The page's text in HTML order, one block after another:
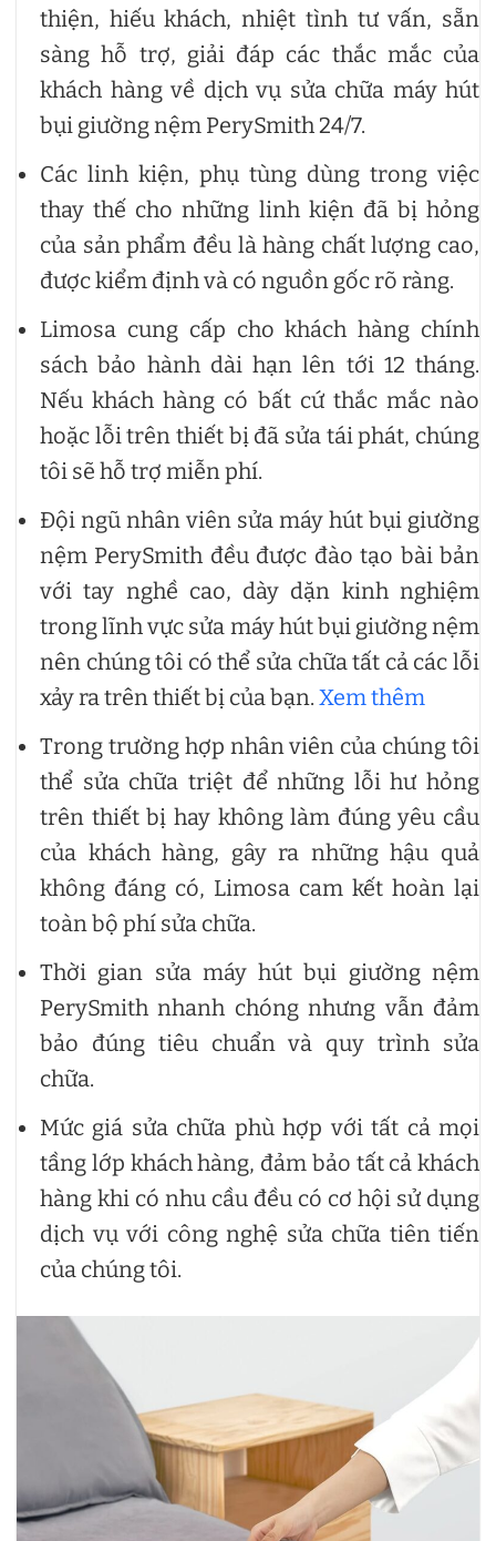
thiện, hiếu khách, nhiệt tình tư vấn, sẵn
sàng hỗ trợ, giải đáp các thắc mắc của
khách hàng về dịch vụ sửa chữa máy hút
bụi giường nệm PerySmith 24/7.
Các linh kiện, phụ tùng dùng trong việc
thay thế cho những linh kiện đã bị hỏng
của sản phẩm đều là hàng chất lượng cao,
được kiểm định và có nguồn gốc rõ ràng.
Limosa cung cấp cho khách hàng chính
sách bảo hành dài hạn lên tới 12 tháng.
Nếu khách hàng có bất cứ thắc mắc nào
hoặc lỗi trên thiết bị đã sửa tái phát, chúng
tôi sẽ hỗ trợ miễn phí.
Đội ngũ nhân viên sửa máy hút bụi giường
nệm PerySmith đều được đào tạo bài bản
với tay nghề cao, dày dặn kinh nghiệm
trong lĩnh vực sửa máy hút bụi giường nệm
nên chúng tôi có thể sửa chữa tất cả các lỗi
xảy ra trên thiết bị của bạn. Xem thêm
Trong trường hợp nhân viên của chúng tôi
thể sửa chữa triệt để những lỗi hư hỏng
trên thiết bị hay không làm đúng yêu cầu
của khách hàng, gây ra những hậu quả
không đáng có, Limosa cam kết hoàn lại
toàn bộ phí sửa chữa.
Thời gian sửa máy hút bụi giường nệm
PerySmith nhanh chóng nhưng vẫn đảm
bảo đúng tiêu chuẩn và quy trình sửa
chữa.
Mức giá sửa chữa phù hợp với tất cả mọi
tầng lớp khách hàng, đảm bảo tất cả khách
hàng khi có nhu cầu đều có cơ hội sử dụng
dịch vụ với công nghệ sửa chữa tiên tiến
của chúng tôi.